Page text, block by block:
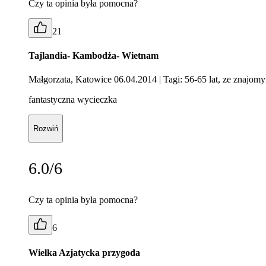
Czy ta opinia była pomocna?
21
Tajlandia- Kambodża- Wietnam
Małgorzata, Katowice 06.04.2014 | Tagi: 56-65 lat, ze
fantastyczna wycieczka
Rozwiń
6.0/6
Czy ta opinia była pomocna?
6
Wielka Azjatycka przygoda